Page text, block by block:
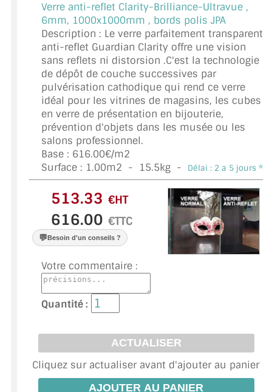
VERRE SUR MESURE
VERRE EXTRACLAIR
VERRE TREMPÉ (SÉCURIT)
PAROI DE DOUCHE
VERRE FEUILLETÉ
VERRE ANTI-REFLET
VERRE LAQUÉ/CRÉDENCE
VERRE FEUILLETÉ/TREMPÉ
DALLE DE SOL EN VERRE
GARDE CORPS EN VERRE
VERRIÈRE TYPE ATELIER
VERRES TEXTURÉS
PLEXIGLAS PMMA
Verre anti-reflet Clarity-Brilliance-Ultravue ,
6mm, 1000x1000mm , bords polis JPA
Description : Le verre parfaitement transparent
anti-reflet Guardian Clarity offre une vision
sans reflets ni distorsion .C'est la technologie
de dépôt de couche successives par
pulvérisation cathodique qui rend ce verre
idéal pour les vitrines de magasins, les cubes
en verre de présentation en bijouterie,
prévention d'objets dans les musée ou les
salons professionnel.
Base : 616.00€/m2
Surface : 1.00m2 - 15.5kg - Délai : 2 a 5 jours *
€HT
€TTC
💬Besoin d'un conseils ?
Votre commentaire :
Quantité :
Cliquez sur actualiser avant d'ajouter au panier